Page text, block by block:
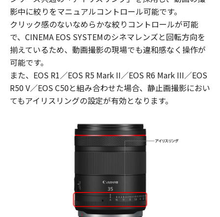
影中に絞りをマニュアルコントロール可能です。
クリック感のないなめらかな絞りコントロールが可能
で、CINEMA EOS SYSTEMのシネマレンズと回転方向を
揃えているため、動画撮影の現場でも違和感なく操作が
可能です。
また、EOS R1／EOS R5 Mark II／EOS R6 Mark III／EOS
R50 V／EOS C50と組み合わせた場合、静止画撮影におい
てもアイリスリングの設定が有効となります。